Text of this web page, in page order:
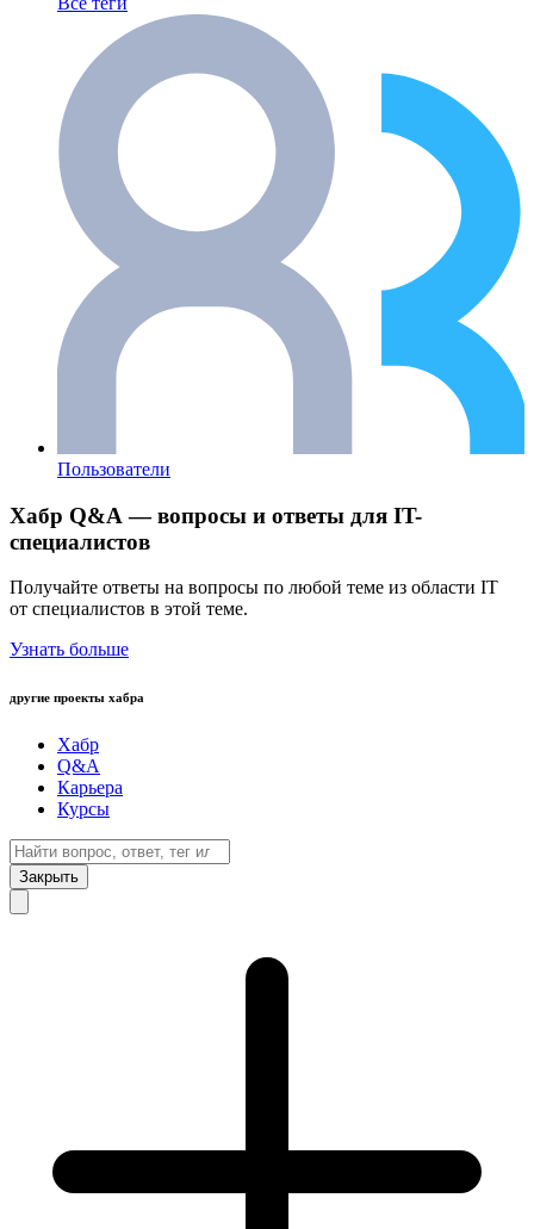
Пользователи
Хабр Q&A — вопросы и ответы для IT-
специалистов
Получайте ответы на вопросы по любой теме из области IT
от специалистов в этой теме.
Узнать больше
другие проекты хабра
Хабр
Q&A
Карьера
Курсы
Закрыть